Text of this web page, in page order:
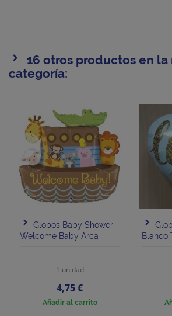
16 otros productos en la
categoría:
Globos Baby Shower
Welcome Baby Arca
1 unidad
Precio
4,75 €
Añadir al carrito
Blanco